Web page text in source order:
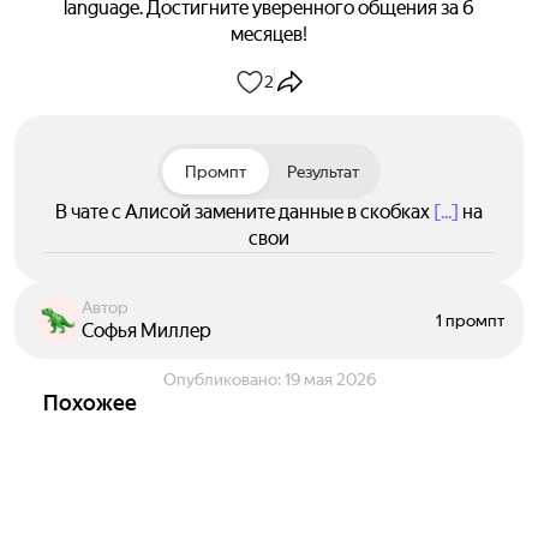
language. Достигните уверенного общения за 6
месяцев!
2
Промпт Результат
В чате с Алисой замените данные в скобках [...] на
свои
Автор
Софья Миллер 1 промпт
Опубликовано: 19 мая 2026
Похожее